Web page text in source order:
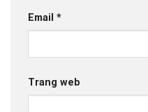
Email *
Trang web